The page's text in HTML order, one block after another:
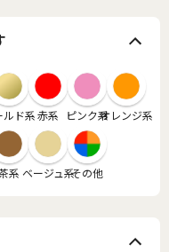
ルド系赤系 ピンク系オレンジ系
系 ベージュ系その他